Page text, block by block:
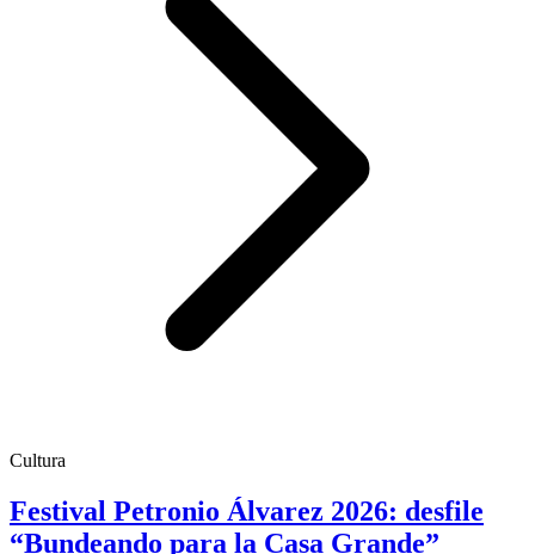
Cultura
Festival Petronio Álvarez 2026: desfile
“Bundeando para la Casa Grande”